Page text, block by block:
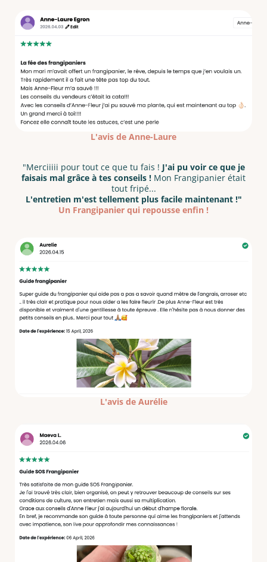
L'avis de Anne-Laure
"Merciiiii pour tout ce que tu fais ! J'ai pu voir ce que je
faisais mal grâce à tes conseils ! Mon Frangipanier était
tout fripé...
L'entretien m'est tellement plus facile maintenant !"
Un Frangipanier qui repousse enfin !
L'avis de Aurélie